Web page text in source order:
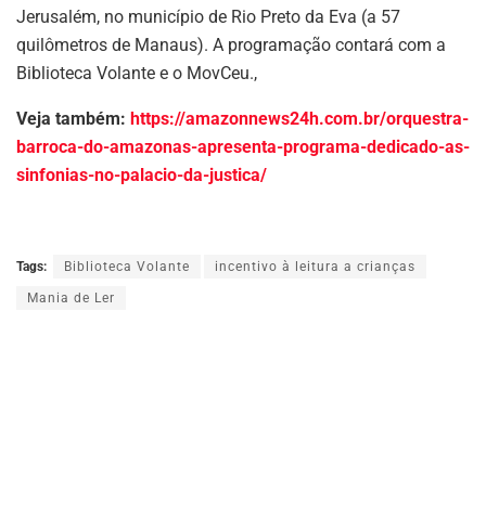
Jerusalém, no município de Rio Preto da Eva (a 57
quilômetros de Manaus). A programação contará com a
Biblioteca Volante e o MovCeu.,
Veja também: https://amazonnews24h.com.br/orquestra-
barroca-do-amazonas-apresenta-programa-dedicado-as-
sinfonias-no-palacio-da-justica/
Tags: Biblioteca Volante incentivo à leitura a crianças
Mania de Ler